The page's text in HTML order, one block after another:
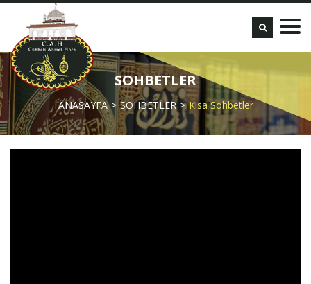
SOHBETLER
ANASAYFA SOHBETLER Kısa Sohbetler